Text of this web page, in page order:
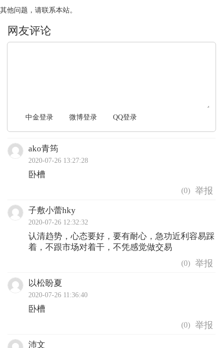
其他问题，请联系本站。
中金登录 微博登录 QQ登录
ako青筠
2020-07-26 13:27:28
卧槽
(0)
子敷小蕾hky
2020-07-26 12:32:32
认清趋势，心态要好，要有耐心，急功近利容易踩
着，不跟市场对着干，不凭感觉做交易
(0)
以松盼夏
2020-07-26 11:36:40
卧槽
(0)
沛文